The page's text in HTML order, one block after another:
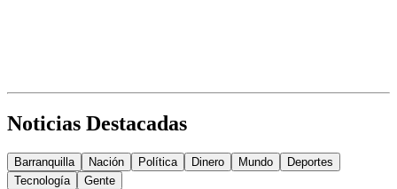
Noticias Destacadas
Barranquilla Nación Política Dinero Mundo
Deportes
Tecnología
Gente